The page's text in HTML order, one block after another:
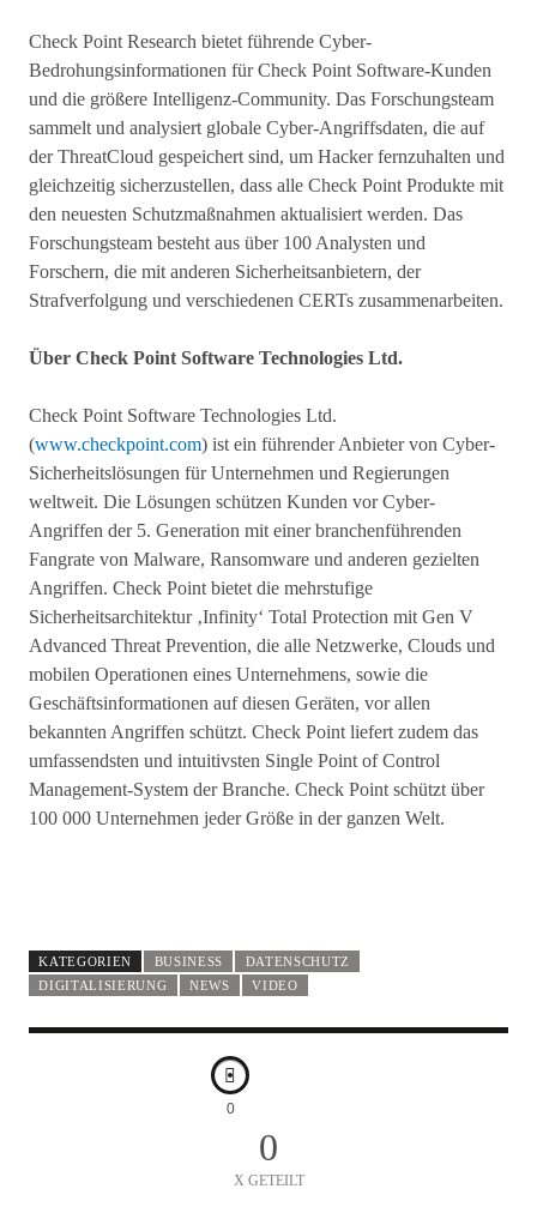
Check Point Research bietet führende Cyber-
Bedrohungsinformationen für Check Point Software-Kunden
und die größere Intelligenz-Community. Das Forschungsteam
sammelt und analysiert globale Cyber-Angriffsdaten, die auf
der ThreatCloud gespeichert sind, um Hacker fernzuhalten und
gleichzeitig sicherzustellen, dass alle Check Point Produkte mit
den neuesten Schutzmaßnahmen aktualisiert werden. Das
Forschungsteam besteht aus über 100 Analysten und
Forschern, die mit anderen Sicherheitsanbietern, der
Strafverfolgung und verschiedenen CERTs zusammenarbeiten.
Über Check Point Software Technologies Ltd.
Check Point Software Technologies Ltd.
(www.checkpoint.com) ist ein führender Anbieter von Cyber-
Sicherheitslösungen für Unternehmen und Regierungen
weltweit. Die Lösungen schützen Kunden vor Cyber-
Angriffen der 5. Generation mit einer branchenführenden
Fangrate von Malware, Ransomware und anderen gezielten
Angriffen. Check Point bietet die mehrstufige
Sicherheitsarchitektur ‚Infinity‘ Total Protection mit Gen V
Advanced Threat Prevention, die alle Netzwerke, Clouds und
mobilen Operationen eines Unternehmens, sowie die
Geschäftsinformationen auf diesen Geräten, vor allen
bekannten Angriffen schützt. Check Point liefert zudem das
umfassendsten und intuitivsten Single Point of Control
Management-System der Branche. Check Point schützt über
100 000 Unternehmen jeder Größe in der ganzen Welt.
KATEGORIEN BUSINESS
DATENSCHUTZ
DIGITALISIERUNG
NEWS VIDEO
0
0
X GETEILT